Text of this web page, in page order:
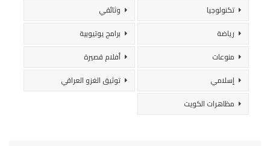
تكنولوجيا
وثائقي
رياضة
برامج يوتيوبية
منوعات
أفلام قصيرة
إسلامي
توثيق الغزو العراقي
مظاهرات الكويت